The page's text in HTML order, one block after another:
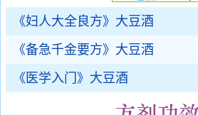
《妇人大全良方》大豆酒
《备急千金要方》大豆酒
《医学入门》大豆酒